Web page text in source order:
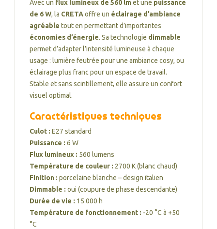
Avec un flux lumineux de 560 lmet une puissance
de 6 W, la CRETAoffre un éclairage d’ambiance
agréable tout en permettant d’importantes
économies d’énergie. Sa technologie dimmable
permet d’adapter l’intensité lumineuse à chaque
usage : lumière feutrée pour une ambiance cosy, ou
éclairage plus franc pour un espace de travail.
Stable et sans scintillement, elle assure un confort
visuel optimal.
Caractéristiques techniques
Culot : E27 standard
Puissance : 6 W
Flux lumineux : 560 lumens
Température de couleur : 2700 K (blanc chaud)
Finition : porcelaine blanche – design italien
Dimmable : oui (coupure de phase descendante)
Durée de vie : 15 000 h
Température de fonctionnement : -20 °C à +50
°C